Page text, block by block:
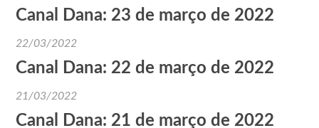
Canal Dana: 23 de março de 2022
22/03/2022
Canal Dana: 22 de março de 2022
21/03/2022
Canal Dana: 21 de março de 2022